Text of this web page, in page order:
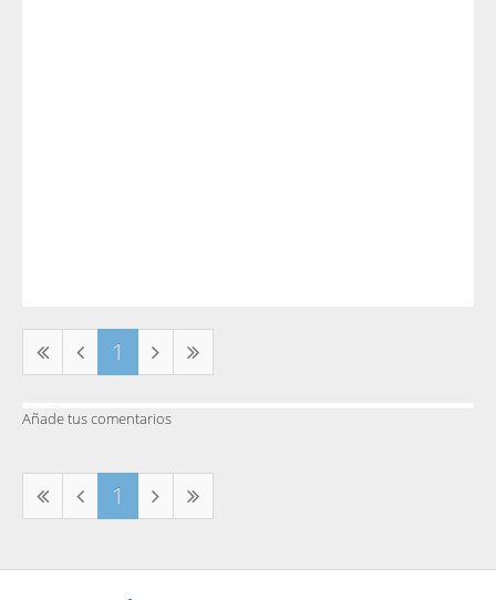
1
Añade tus comentarios
1